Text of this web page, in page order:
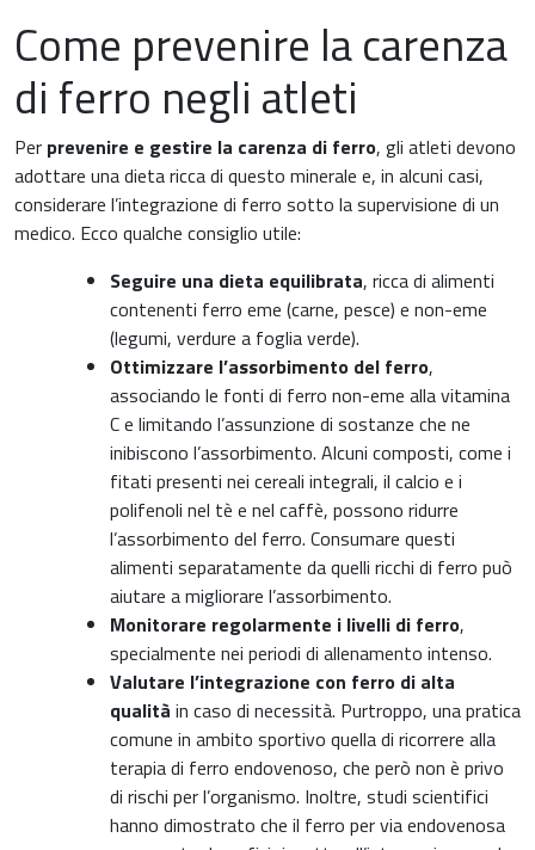
Come prevenire la carenza
di ferro negli atleti
Per prevenire e gestire la carenza di ferro, gli atleti devono
adottare una dieta ricca di questo minerale e, in alcuni casi,
considerare l’integrazione di ferro sotto la supervisione di un
medico. Ecco qualche consiglio utile:
Seguire una dieta equilibrata, ricca di alimenti
contenenti ferro eme (carne, pesce) e non-eme
(legumi, verdure a foglia verde).
Ottimizzare l’assorbimento del ferro,
associando le fonti di ferro non-eme alla vitamina
C e limitando l’assunzione di sostanze che ne
inibiscono l’assorbimento. Alcuni composti, come i
fitati presenti nei cereali integrali, il calcio e i
polifenoli nel tè e nel caffè, possono ridurre
l’assorbimento del ferro. Consumare questi
alimenti separatamente da quelli ricchi di ferro può
aiutare a migliorare l’assorbimento.
Monitorare regolarmente i livelli di ferro,
specialmente nei periodi di allenamento intenso.
Valutare l’integrazione con ferro di alta
qualità in caso di necessità. Purtroppo, una pratica
comune in ambito sportivo quella di ricorrere alla
terapia di ferro endovenoso, che però non è privo
di rischi per l’organismo. Inoltre, studi scientifici
hanno dimostrato che il ferro per via endovenosa